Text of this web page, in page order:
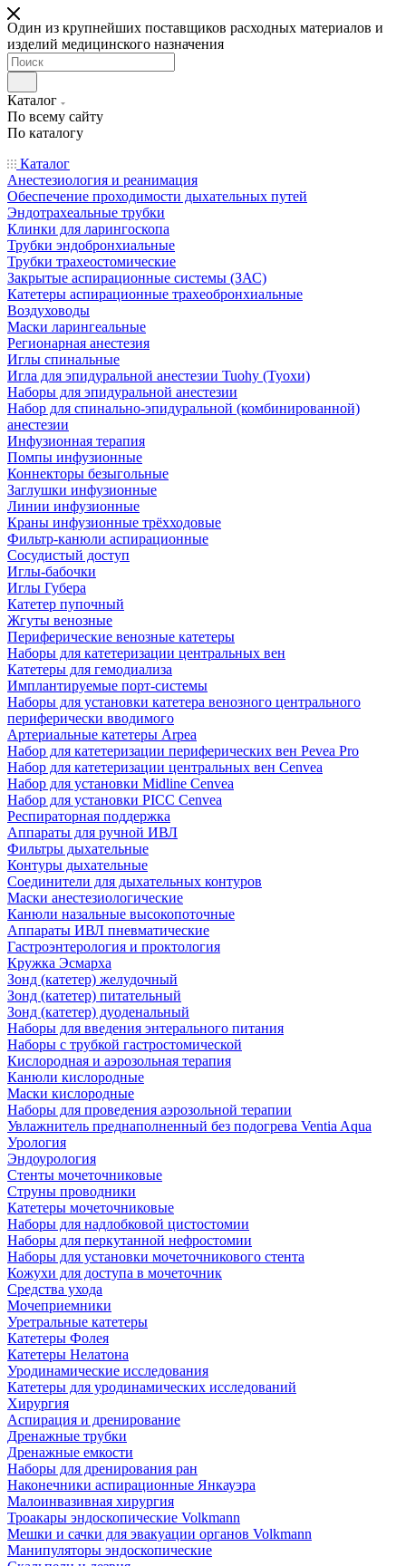
Один из крупнейших поставщиков расходных материалов и
изделий медицинского назначения
Каталог
По всему сайту
По каталогу
Каталог
Анестезиология и реанимация
Обеспечение проходимости дыхательных путей
Эндотрахеальные трубки
Клинки для ларингоскопа
Трубки эндобронхиальные
Трубки трахеостомические
Закрытые аспирационные системы (ЗАС)
Катетеры аспирационные трахеобронхиальные
Воздуховоды
Маски ларингеальные
Регионарная анестезия
Иглы спинальные
Игла для эпидуральной анестезии Tuohy (Туохи)
Наборы для эпидуральной анестезии
Набор для спинально-эпидуральной (комбинированной)
анестезии
Инфузионная терапия
Помпы инфузионные
Коннекторы безыгольные
Заглушки инфузионные
Линии инфузионные
Краны инфузионные трёхходовые
Фильтр-канюли аспирационные
Сосудистый доступ
Иглы-бабочки
Иглы Губера
Катетер пупочный
Жгуты венозные
Периферические венозные катетеры
Наборы для катетеризации центральных вен
Катетеры для гемодиализа
Имплантируемые порт‑системы
Наборы для установки катетера венозного центрального
периферически вводимого
Артериальные катетеры Arpea
Набор для катетеризации периферических вен Pevea Pro
Набор для катетеризации центральных вен Cenvea
Набор для установки Midline Cenvea
Набор для установки PICC Cenvea
Респираторная поддержка
Аппараты для ручной ИВЛ
Фильтры дыхательные
Контуры дыхательные
Соединители для дыхательных контуров
Маски анестезиологические
Канюли назальные высокопоточные
Аппараты ИВЛ пневматические
Гастроэнтерология и проктология
Кружка Эсмарха
Зонд (катетер) желудочный
Зонд (катетер) питательный
Зонд (катетер) дуоденальный
Наборы для введения энтерального питания
Наборы с трубкой гастростомической
Кислородная и аэрозольная терапия
Канюли кислородные
Маски кислородные
Наборы для проведения аэрозольной терапии
Увлажнитель преднаполненный без подогрева Ventia Aqua
Урология
Эндоурология
Стенты мочеточниковые
Струны проводники
Катетеры мочеточниковые
Наборы для надлобковой цистостомии
Наборы для перкутанной нефростомии
Наборы для установки мочеточникового стента
Кожухи для доступа в мочеточник
Средства ухода
Мочеприемники
Уретральные катетеры
Катетеры Фолея
Катетеры Нелатона
Уродинамические исследования
Катетеры для уродинамических исследований
Хирургия
Аспирация и дренирование
Дренажные трубки
Дренажные емкости
Наборы для дренирования ран
Наконечники аспирационные Янкауэра
Малоинвазивная хирургия
Троакары эндоскопические Volkmann
Мешки и сачки для эвакуации органов Volkmann
Манипуляторы эндоскопические